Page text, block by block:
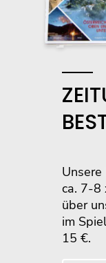
ca. 7-8
über
im
15 €.